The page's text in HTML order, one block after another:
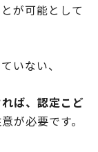
が可能として
いない、
ば、認定こど
が必要です。